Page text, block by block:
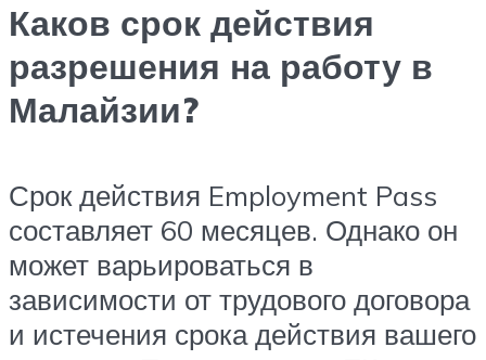
Каков срок действия
разрешения на работу в
Малайзии?
Срок действия Employment Pass
составляет 60 месяцев. Однако он
может варьироваться в
зависимости от трудового договора
и истечения срока действия вашего